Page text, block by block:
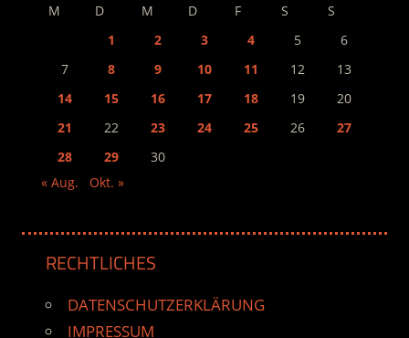
M D M D F S
S
1
2 3 4 5
6
7
8 9 10 11 12
13
14
15 16 17 18 19
20
21
22 23 24 25 26
27
28
29
30
« Aug.
Okt. »
RECHTLICHES
DATENSCHUTZERKLÄRUNG
IMPRESSUM